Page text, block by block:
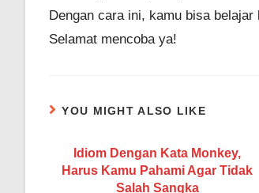
Dengan cara ini, kamu bisa
Selamat mencoba ya!
YOU MIGHT ALSO LIKE
Idiom Dengan Kata Monkey,
Harus Kamu Pahami Agar Tidak
Salah Sangka